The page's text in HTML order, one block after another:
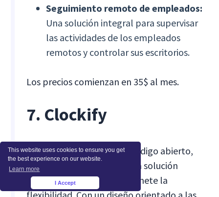
This website uses cookies to ensure you get
the best experience on our website.
Learn more
I Accept
Seguimiento remoto de empleados:
Una solución integral para supervisar
las actividades de los empleados
remotos y controlar sus escritorios.
Los precios comienzan en 35$ al mes.
7. Clockify
Al adoptar el espíritu del código abierto,
Clockify se perfila como una solución
económica que no compromete la